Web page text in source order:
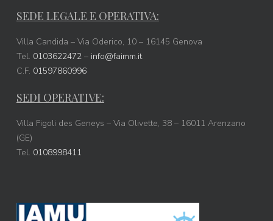
SEDE LEGALE E OPERATIVA:
Villa Candida – Via Oderico, 10 – 16145 Genova
Tel. 0103622472– info@faimm.it
C.F. 01597860996
SEDI OPERATIVE:
Villa Figoli des Geneys – Via Olivette, 38 – 16011 Arenzano
(GE)
Tel. 0108998411